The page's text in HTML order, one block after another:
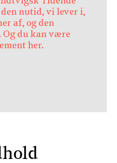
nutid, vi lever i,
af, og den
Og du kan være
her.